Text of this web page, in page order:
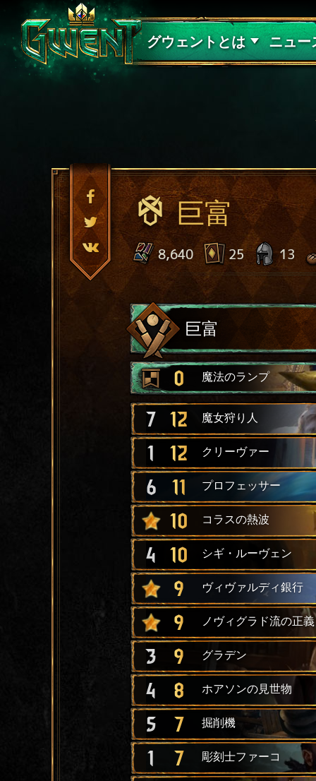
グウェントとは
サポート
ニュー
巨富
8,640 25 13
巨富
0 魔法のランプ
7 12 魔女狩り人
1 12 クリーヴァー
6 11 プロフェッサー
10 コラスの熱波
4 10 シギ・ルーヴェン
9 ヴィヴァルディ銀行
9 ノヴィグラド流の正義
3 9 グラデン
4 8 ホアソンの見世物
5 7 掘削機
1 7 彫刻士ファーコ